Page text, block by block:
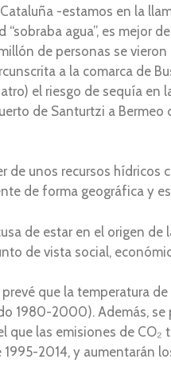
-estamos en la
agua”, es mejor
de personas se
a la comarca de
el riesgo de sequía en
de Santurtzi a
de unos recursos
de forma geográfica y
de estar en el origen
de vista social,
que la temperatura
1980-2000). Además,
las emisiones de
2014, y aumentarán